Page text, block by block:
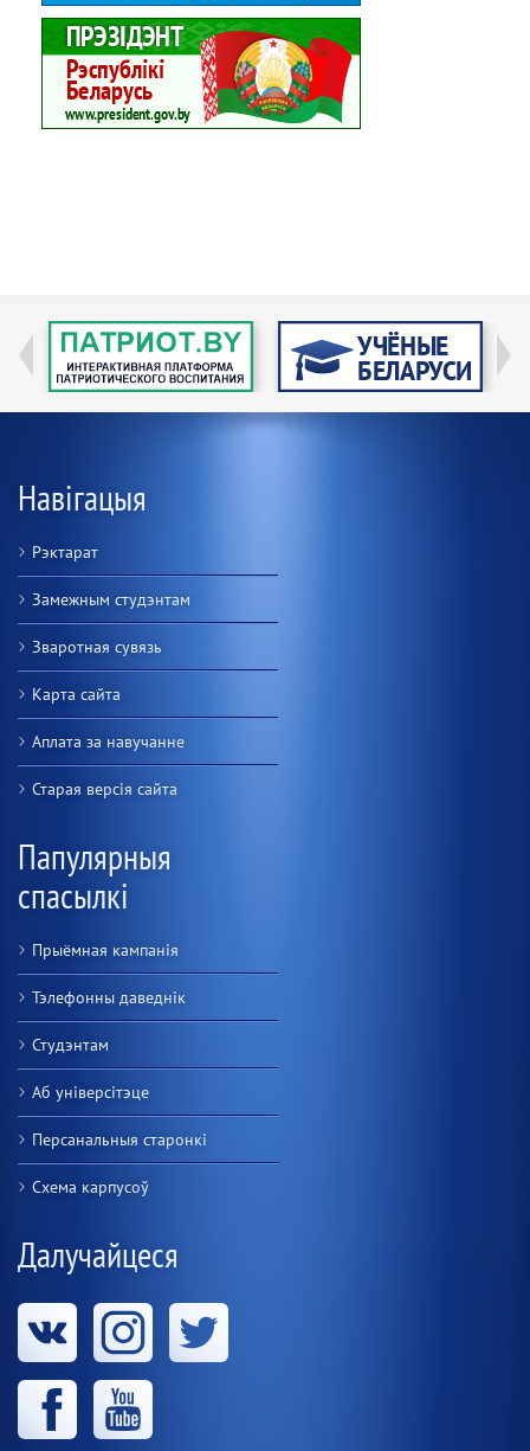
Навігацыя
Рэктарат
Замежным студэнтам
Зваротная сувязь
Карта сайта
Аплата за навучанне
Старая версiя сайта
Папулярныя
спасылкі
Прыёмная кампанія
Тэлефонны даведнік
Студэнтам
Аб універсітэце
Персанальныя старонкі
Схема карпусоў
Далучайцеся